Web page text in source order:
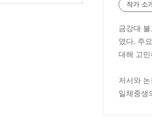
작가 소
금강대
였다. 주
대해 고
저서와
일체중생